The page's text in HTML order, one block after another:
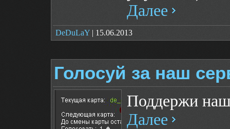
Далее
DeDuLaY | 15.06.2013
Голосуй за наш
Поддержи наш
Далее